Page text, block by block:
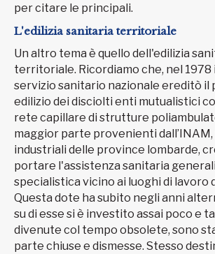
per citare le principali.
L'edilizia sanitaria territoriale
Un altro tema è quello dell'edilizia
territoriale. Ricordiamo che, nel 1978
servizio sanitario nazionale ereditò il
edilizio dei disciolti enti mutualistici
rete capillare di strutture
maggior parte provenienti
industriali delle province lombarde,
portare l'assistenza sanitaria
specialistica vicino ai luoghi di lavoro
Questa dote ha subito negli anni
su di esse si è investito assai poco e
divenute col tempo obsolete, sono
parte chiuse e dismesse. Stesso